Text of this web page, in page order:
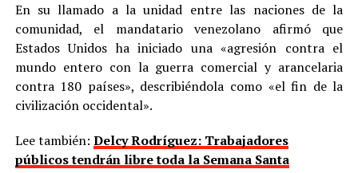
En su llamado a la unidad entre las naciones de la
comunidad, el mandatario venezolano afirmó que
Estados Unidos ha iniciado una «agresión contra el
mundo entero con la guerra comercial y arancelaria
contra 180 países», describiéndola como «el fin de la
civilización occidental».
Lee también: Delcy Rodríguez: Trabajadores
públicos tendrán libre toda la Semana Santa